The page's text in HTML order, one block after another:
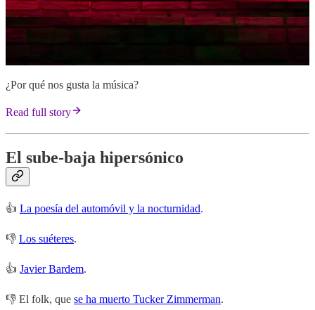
¿Por qué nos gusta la música?
Read full story
El sube-baja hipersónico
👍 La poesía del automóvil y la nocturnidad.
👎 Los suéteres.
👍 Javier Bardem.
👎 El folk, que se ha muerto Tucker Zimmerman.